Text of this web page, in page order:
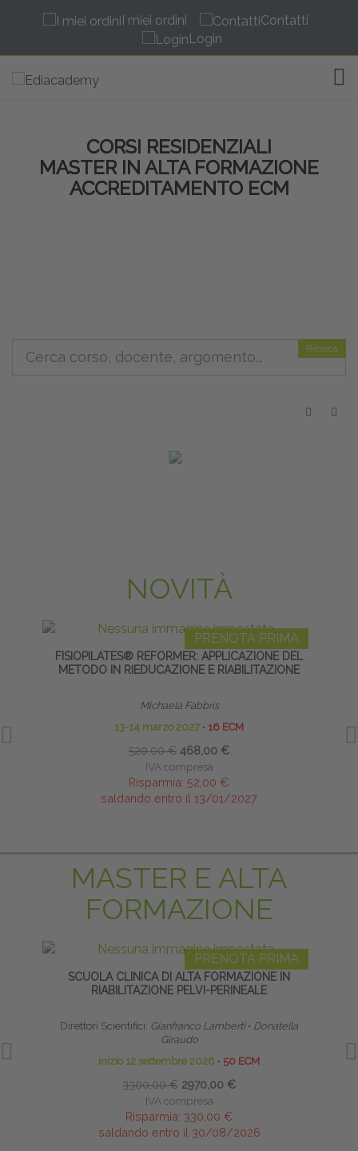
I miei ordini
Contatti
Login
CORSI RESIDENZIALI
MASTER IN ALTA FORMAZIONE
ACCREDITAMENTO ECM
Ricerca
NOVITÀ
PRENOTA PRIMA
FISIOPILATES® REFORMER: APPLICAZIONE DEL
METODO IN RIEDUCAZIONE E RIABILITAZIONE
Michaela Fabbris
13-14 marzo 2027 ∙ 16 ECM
520,00 € 468,00 €
IVA compresa
Risparmia: 52,00 €
saldando entro il 13/01/2027
MASTER E ALTA
FORMAZIONE
PRENOTA PRIMA
SCUOLA CLINICA DI ALTA FORMAZIONE IN
RIABILITAZIONE PELVI-PERINEALE
Direttori Scientifici: Gianfranco Lamberti ∙ Donatella
Giraudo
inizio 12 settembre 2026 ∙ 50 ECM
3300,00 € 2970,00 €
IVA compresa
Risparmia: 330,00 €
saldando entro il 30/08/2026